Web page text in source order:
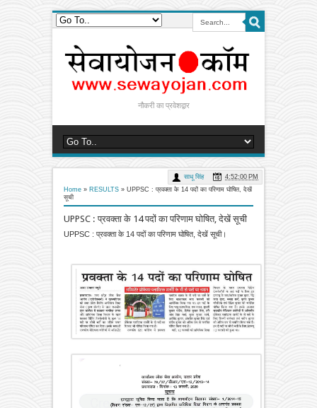
नौकरी का प्रवेशद्वार
Home » RESULTS » UPPSC : प्रवक्ता के 14 पदों का परिणाम घोषित, देखें
सूची
UPPSC : प्रवक्ता के 14 पदों का परिणाम घोषित, देखें सूची
साधू सिंह 4:52:00 PM
UPPSC : प्रवक्ता के 14 पदों का परिणाम घोषित, देखें सूची।